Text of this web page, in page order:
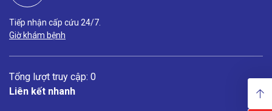
Tiếp nhận cấp cứu 24/7.
Giờ khám bệnh
Tổng lượt truy cập: 0
Liên kết nhanh